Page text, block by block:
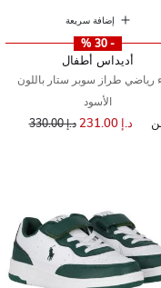
إضافة سريعة
- 30 %
أديداس أطفال
رياضي طراز سوبر ستار باللون
الأسود
د.إ 231.00 سعر مخفض من
د.إ 330.00 إلى